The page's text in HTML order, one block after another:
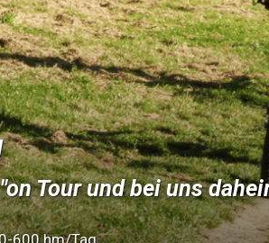
Tour und bei uns